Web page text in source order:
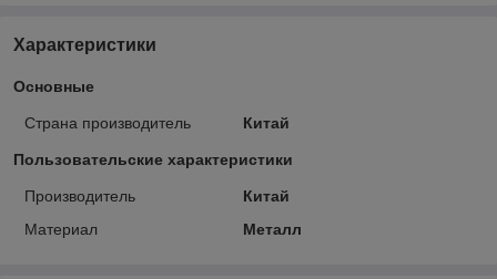
Характеристики
Основные
Страна производитель Китай
Пользовательские характеристики
Производитель
Китай
Материал
Металл